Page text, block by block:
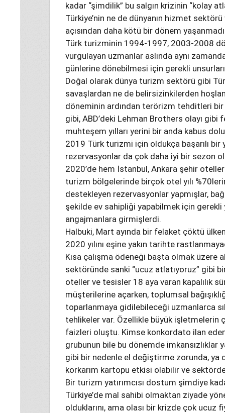
kadar “şimdilik” bu salgın krizinin “kolay
Türkiye’nin ne de dünyanın hizmet
açısından daha kötü bir dönem
Türk turizminin 1994-1997, 2003-2008
vurgulayan uzmanlar aslında aynı
günlerine dönebilmesi için gerekli
Doğal olarak dünya turizm sektörü gibi
savaşlardan ne de belirsizinkilerden
döneminin ardından terörizm tehditleri
gibi, ABD’deki Lehman Brothers olayı
muhteşem yılları yerini bir anda kabus
2019 Türk turizmi için oldukça başarılı bir
rezervasyonlar da çok daha iyi bir sezon
2020’de hem İstanbul, Ankara şehir
turizm bölgelerinde birçok otel yılı
destekleyen rezervasyonlar yapmışlar,
şekilde ev sahipliği yapabilmek için
angajmanlara girmişlerdi.
Halbuki, Mart ayında bir felaket çöktü
2020 yılını eşine yakın tarihte
Kısa çalışma ödeneği başta olmak
sektöründe sanki “ucuz atlatıyoruz” gibi
oteller ve tesisler 18 aya varan kapalılık
müşterilerine açarken, toplumsal
toparlanmaya gidilebileceği uzmanlarca
tehlikeler var. Özellikle büyük işletmelerin
faizleri oluştu. Kimse konkordato ilan
grubunun bile bu dönemde imkansızlıklar
gibi bir nedenle el değiştirme zorunda, ya
korkarım kartopu etkisi olabilir ve
Bir turizm yatırımcısı dostum şimdiye
Türkiye’de mal sahibi olmaktan ziyade
olduklarını, ama olası bir krizde çok